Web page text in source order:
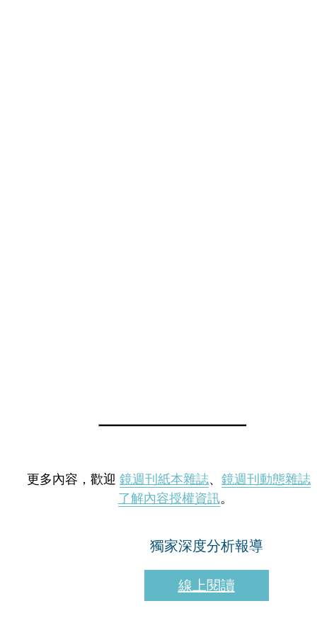
更多內容，歡迎 鏡週刊紙本雜誌、 鏡週刊動態雜誌
了解內容授權資訊。
獨家深度分析報導
線上閱讀